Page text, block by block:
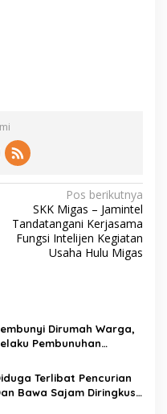
Pos berikutnya
SKK Migas – Jamintel
Tandatangani Kerjasama
Fungsi Intelijen Kegiatan
Usaha Hulu Migas
Dirumah Warga,
Pembunuhan
Terlibat Pencurian
Bawa Sajam Diringkus